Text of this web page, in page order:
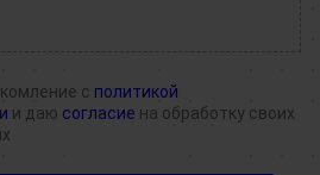
с политикой
и даю согласие на обработку своих